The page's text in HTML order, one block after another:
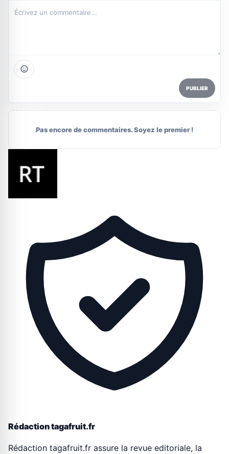
PUBLIER
Pas encore de commentaires. Soyez le premier !
Rédaction tagafruit.fr
Rédaction tagafruit.fr assure la revue editoriale, la